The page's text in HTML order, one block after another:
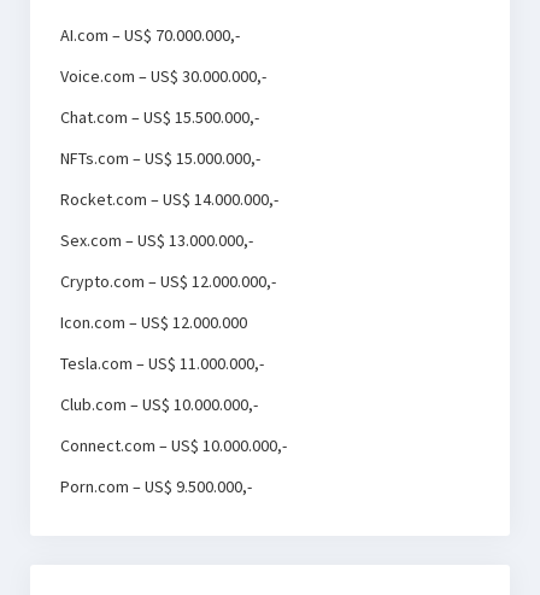
AI.com – US$ 70.000.000,-
Voice.com – US$ 30.000.000,-
Chat.com – US$ 15.500.000,-
NFTs.com – US$ 15.000.000,-
Rocket.com – US$ 14.000.000,-
Sex.com – US$ 13.000.000,-
Crypto.com – US$ 12.000.000,-
Icon.com – US$ 12.000.000
Tesla.com – US$ 11.000.000,-
Club.com – US$ 10.000.000,-
Connect.com – US$ 10.000.000,-
Porn.com – US$ 9.500.000,-